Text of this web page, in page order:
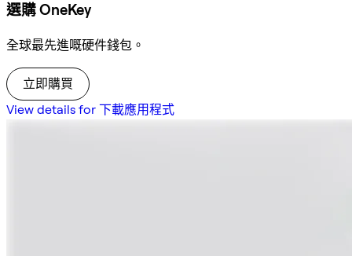
選購 OneKey
全球最先進嘅硬件錢包。
立即購買
View details for 下載應用程式